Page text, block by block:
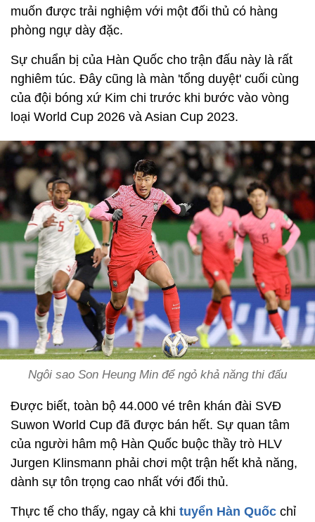
muốn được trải nghiệm với một đối thủ có hàng
phòng ngự dày đặc.
Sự chuẩn bị của Hàn Quốc cho trận đấu này là rất
nghiêm túc. Đây cũng là màn 'tổng duyệt' cuối cùng
của đội bóng xứ Kim chi trước khi bước vào vòng
loại World Cup 2026 và Asian Cup 2023.
Ngôi sao Son Heung Min để ngỏ khả năng thi đấu
Được biết, toàn bộ 44.000 vé trên khán đài SVĐ
Suwon World Cup đã được bán hết. Sự quan tâm
của người hâm mộ Hàn Quốc buộc thầy trò HLV
Jurgen Klinsmann phải chơi một trận hết khả năng,
dành sự tôn trọng cao nhất với đối thủ.
Thực tế cho thấy, ngay cả khi tuyển Hàn Quốc chỉ